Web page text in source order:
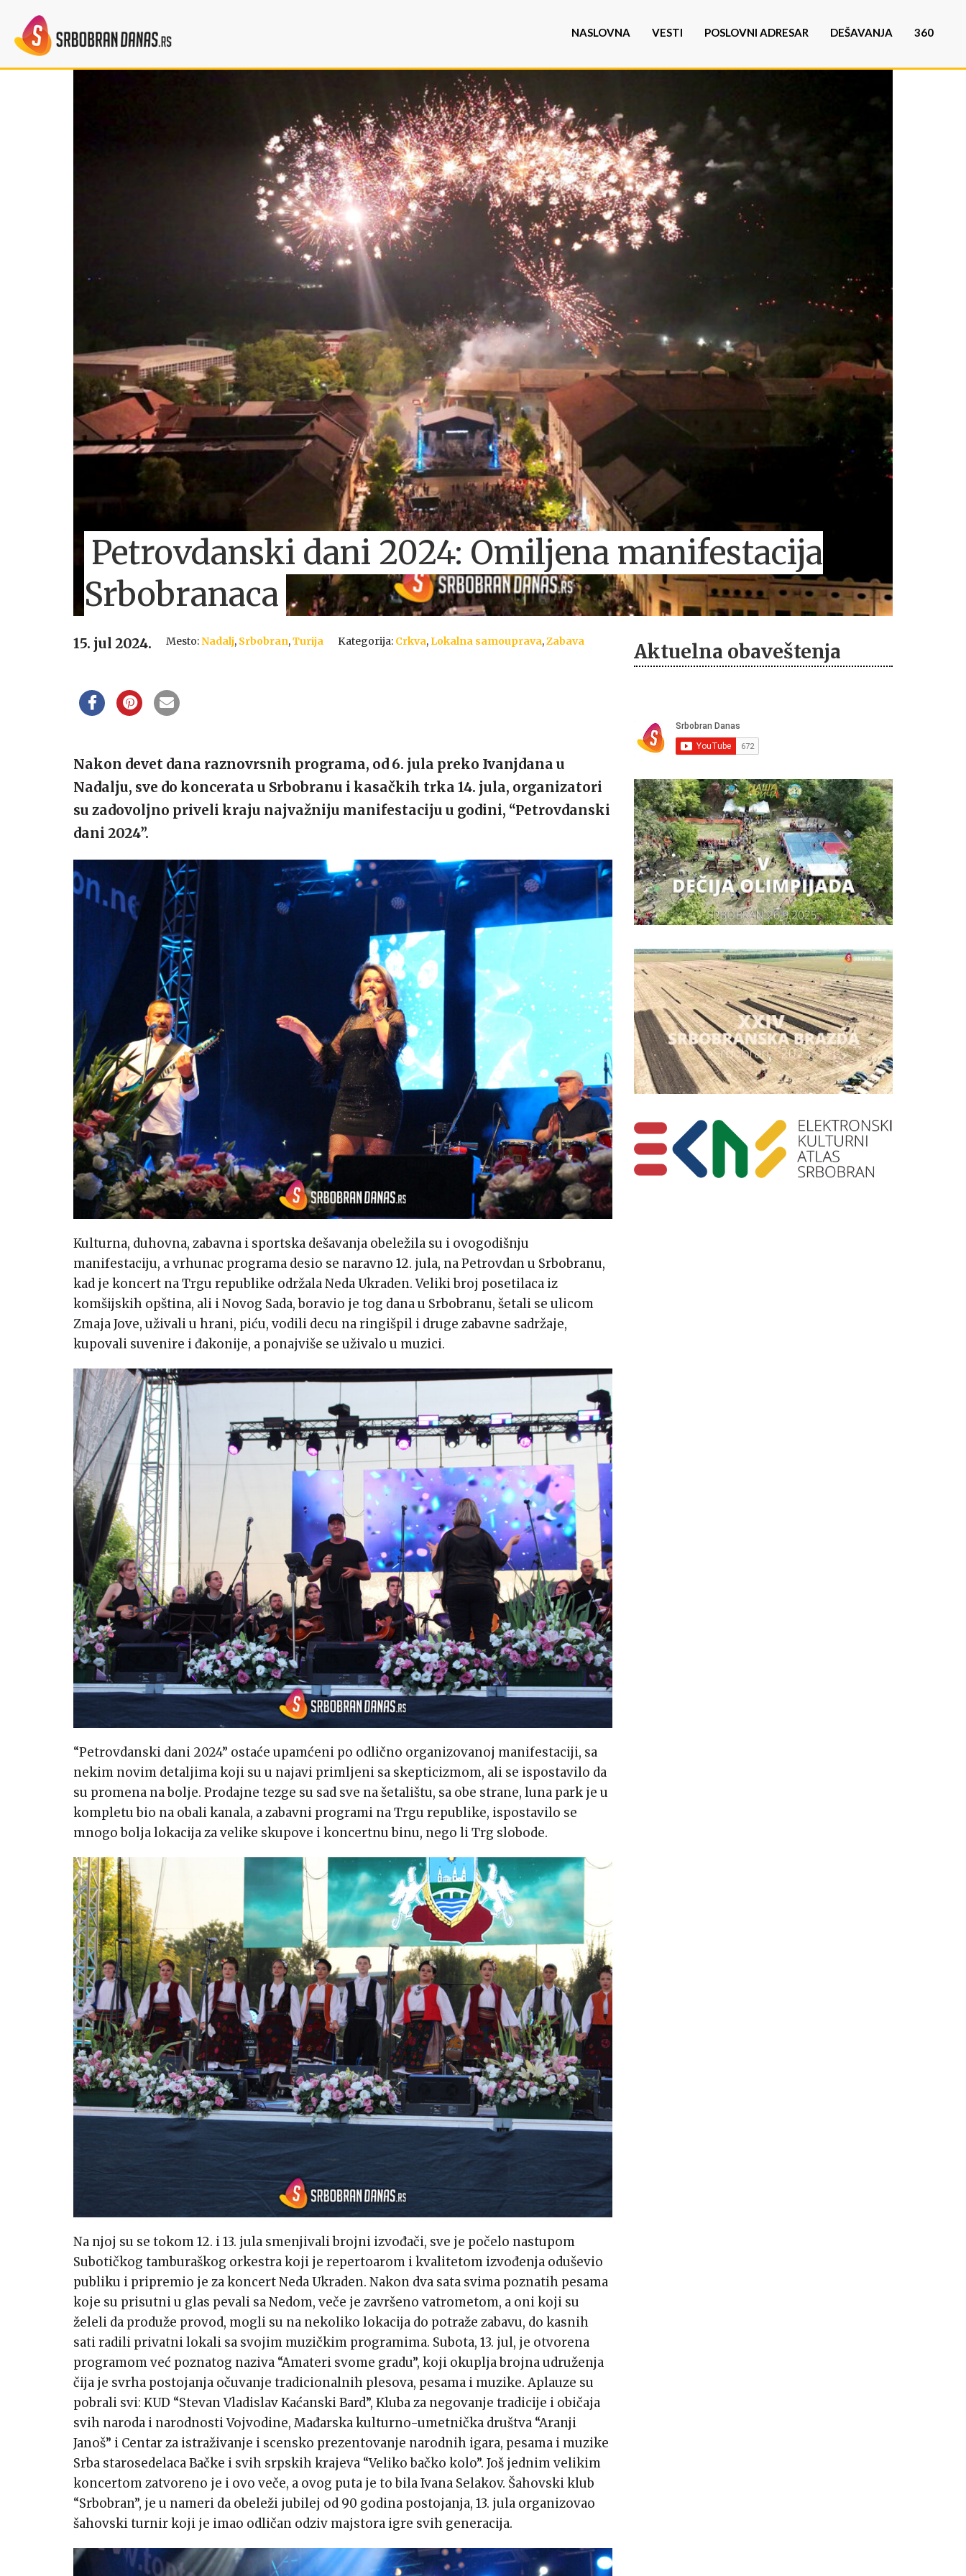
NASLOVNA VESTI POSLOVNI ADRESAR DEŠAVANJA 360
Petrovdanski dani 2024: Omiljena manifestacija
Srbobranaca
15. jul 2024. Mesto:Nadalj, Srbobran,Turija Kategorija: Crkva, Lokalna samouprava,Zabava
Nakon devet dana raznovrsnih programa, od 6. jula preko Ivanjdana u
Nadalju, sve do koncerata u Srbobranu i kasačkih trka 14. jula, organizatori
su zadovoljno priveli kraju najvažniju manifestaciju u godini, “Petrovdanski
dani 2024”.
Kulturna, duhovna, zabavna i sportska dešavanja obeležila su i ovogodišnju
manifestaciju, a vrhunac programa desio se naravno 12. jula, na Petrovdan u Srbobranu,
kad je koncert na Trgu republike održala Neda Ukraden. Veliki broj posetilaca iz
komšijskih opština, ali i Novog Sada, boravio je tog dana u Srbobranu, šetali se ulicom
Zmaja Jove, uživali u hrani, piću, vodili decu na ringišpil i druge zabavne sadržaje,
kupovali suvenire i đakonije, a ponajviše se uživalo u muzici.
“Petrovdanski dani 2024” ostaće upamćeni po odlično organizovanoj manifestaciji, sa
nekim novim detaljima koji su u najavi primljeni sa skepticizmom, ali se ispostavilo da
su promena na bolje. Prodajne tezge su sad sve na šetalištu, sa obe strane, luna park je u
kompletu bio na obali kanala, a zabavni programi na Trgu republike, ispostavilo se
mnogo bolja lokacija za velike skupove i koncertnu binu, nego li Trg slobode.
Na njoj su se tokom 12. i 13. jula smenjivali brojni izvođači, sve je počelo nastupom
Subotičkog tamburaškog orkestra koji je repertoarom i kvalitetom izvođenja oduševio
publiku i pripremio je za koncert Neda Ukraden. Nakon dva sata svima poznatih pesama
koje su prisutni u glas pevali sa Nedom, veče je završeno vatrometom, a oni koji su
želeli da produže provod, mogli su na nekoliko lokacija do potraže zabavu, do kasnih
sati radili privatni lokali sa svojim muzičkim programima. Subota, 13. jul, je otvorena
programom već poznatog naziva “Amateri svome gradu”, koji okuplja brojna udruženja
čija je svrha postojanja očuvanje tradicionalnih plesova, pesama i muzike. Aplauze su
pobrali svi: KUD “Stevan Vladislav Kaćanski Bard”, Kluba za negovanje tradicije i običaja
svih naroda i narodnosti Vojvodine, Mađarska kulturno-umetnička društva “Aranji
Janoš” i Centar za istraživanje i scensko prezentovanje narodnih igara, pesama i muzike
Srba starosedelaca Bačke i svih srpskih krajeva “Veliko bačko kolo”. Još jednim velikim
koncertom zatvoreno je i ovo veče, a ovog puta je to bila Ivana Selakov. Šahovski klub
“Srbobran”, je u nameri da obeleži jubilej od 90 godina postojanja, 13. jula organizovao
šahovski turnir koji je imao odličan odziv majstora igre svih generacija.
Aktuelna obaveštenja